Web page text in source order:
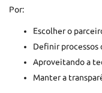
Por:
Escolher o
Definir processos
Aproveitando a
Manter a